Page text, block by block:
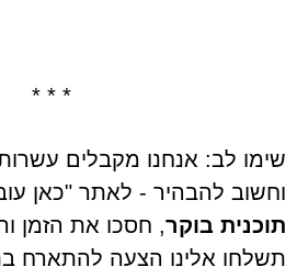
* * *
שימו לב: אנחנו מקבלים
וחשוב להבהיר - לאתר "כאן
תוכנית בוקר, חסכו את הזמן
תשלחו אלינו הצעה להתארח